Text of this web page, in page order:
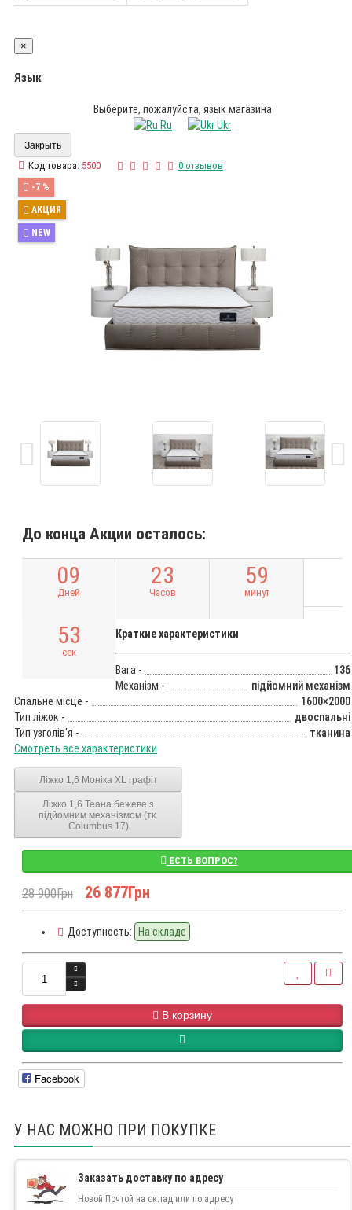
×
Язык
Выберите, пожалуйста, язык магазина
Ru
Ukr
Закрыть
Код товара: 5500 0 отзывов
-7 %
АКЦИЯ
NEW
До конца Акции осталось:
09
Дней
23
Часов
59
минут
52
сек
Краткие характеристики
Вага -
136
Механізм -
підйомний механізм
Спальне місце -
1600×2000
Тип ліжок -
двоспальні
Тип узголів'я -
тканина
Смотреть все характеристики
Ліжко 1,6 Моніка XL графіт
Ліжко 1,6 Теана бежеве з
підйомним механізмом (тк.
Columbus 17)
ЕСТЬ ВОПРОС?
28 900Грн 26 877Грн
Доступность: На складе
В корзину
Facebook
У НАС МОЖНО ПРИ ПОКУПКЕ
Заказать доставку по адресу
Новой Почтой на склад или по адресу